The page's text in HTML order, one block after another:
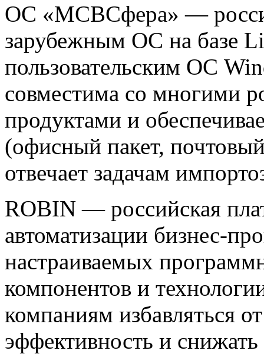
ОС «МСВСфера» —
зарубежным ОС на базе
пользовательским ОС
совместима со многими
продуктами и
(офисный пакет,
отвечает задачам
ROBIN — российская
автоматизации бизнес-
настраиваемых
компонентов и
компаниям избавляться
эффективность и снижать